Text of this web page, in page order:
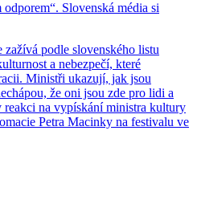
Slovenská média si
podle slovenského listu
a nebezpečí, které
Ministři ukazují, jak jsou
že oni jsou zde pro lidi a
na vypískání ministra kultury
Petra Macinky na festivalu ve